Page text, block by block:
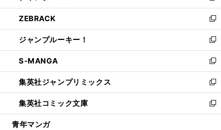
開
く
ウ
で
開
く
ン
ド
ウ
で
開
く
ウ
ィ
ン
ド
ウ
で
開
く
し
い
ウ
ィ
ン
ド
ウ
で
開
く
ZEBRACK
新
し
い
ウ
ィ
ン
ド
ウ
で
開
ジャンプルーキー！
新
し
い
ウ
ィ
ン
ド
ウ
S-MANGA
新
し
い
ウ
ィ
ン
集英社ジャンプリミックス
新
し
い
ウ
集英社コミック文庫
新
し
青年マンガ